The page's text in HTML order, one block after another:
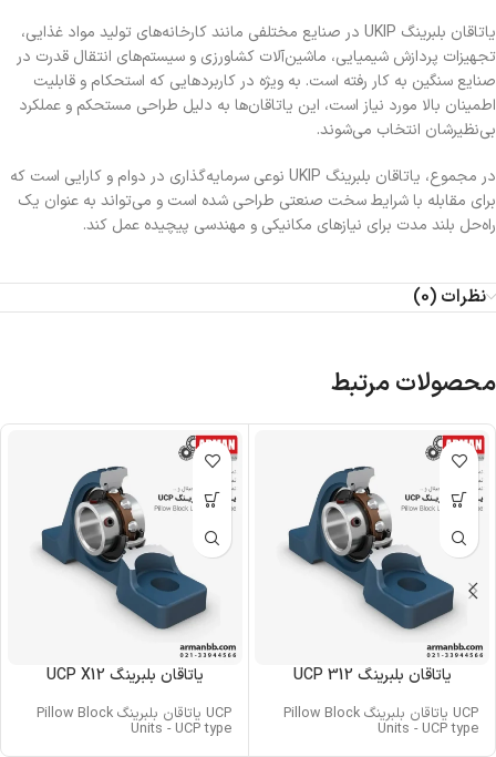
یاتاقان بلبرینگ UKIP در صنایع مختلفی مانند کارخانه‌های تولید مواد غذایی،
تجهیزات پردازش شیمیایی، ماشین‌آلات کشاورزی و سیستم‌های انتقال قدرت در
صنایع سنگین به کار رفته است. به ویژه در کاربردهایی که استحکام و قابلیت
اطمینان بالا مورد نیاز است، این یاتاقان‌ها به دلیل طراحی مستحکم و عملکرد
بی‌نظیرشان انتخاب می‌شوند.
در مجموع، یاتاقان بلبرینگ UKIP نوعی سرمایه‌گذاری در دوام و کارایی است که
برای مقابله با شرایط سخت صنعتی طراحی شده است و می‌تواند به عنوان یک
راه‌حل بلند مدت برای نیازهای مکانیکی و مهندسی پیچیده عمل کند.
نظرات (0)
محصولات مرتبط
یاتاقان بلبرینگ UCP 312
UCP یاتاقان بلبرینگ Pillow Block
Units - UCP type
یاتاقان بلبرینگ UCP X12
UCP یاتاقان بلبرینگ Pillow Block
Units - UCP type